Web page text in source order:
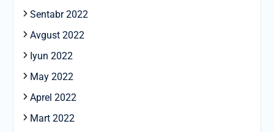
Sentabr 2022
Avgust 2022
Iyun 2022
May 2022
Aprel 2022
Mart 2022